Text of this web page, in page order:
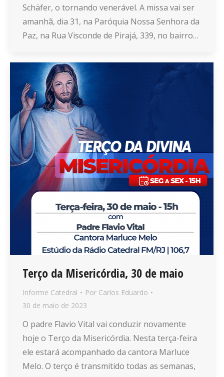
Schäfer, o tornando venerável. A missa vai ser
amanhã, dia 31, na Paróquia Nossa Senhora da
Paz, na Rua Visconde de Pirajá, 339, no bairro…
Terço da Misericórdia, 30 de maio
Informe Catedral Por Carlos Eduardo
30 de maio de 2023
O padre Flavio Vital vai conduzir novamente
hoje o Terço da Misericórdia. Nesta terça-feira
ele estará acompanhado da cantora Marluce
Melo. O terço é transmitido todas as semanas,